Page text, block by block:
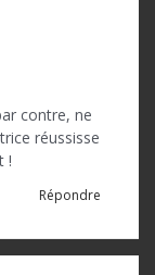
contre, ne
réussisse
!
Répondre